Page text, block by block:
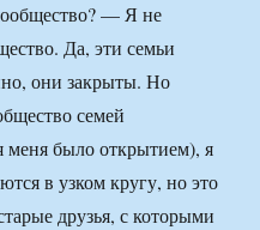
— Я не
Да, эти семьи
они закрыты. Но
семей
меня было открытием), я
в узком кругу, но это
друзья, с которыми